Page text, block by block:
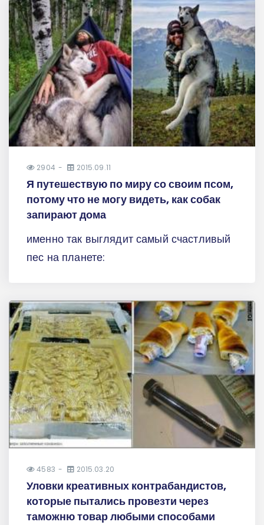
2904 2015.09.11
Я путешествую по миру со своим псом,
потому что не могу видеть, как собак
запирают дома
именно так выглядит самый счастливый
пес на планете:
4583 2015.03.20
Уловки креативных контрабандистов,
которые пытались провезти через
таможню товар любыми способами